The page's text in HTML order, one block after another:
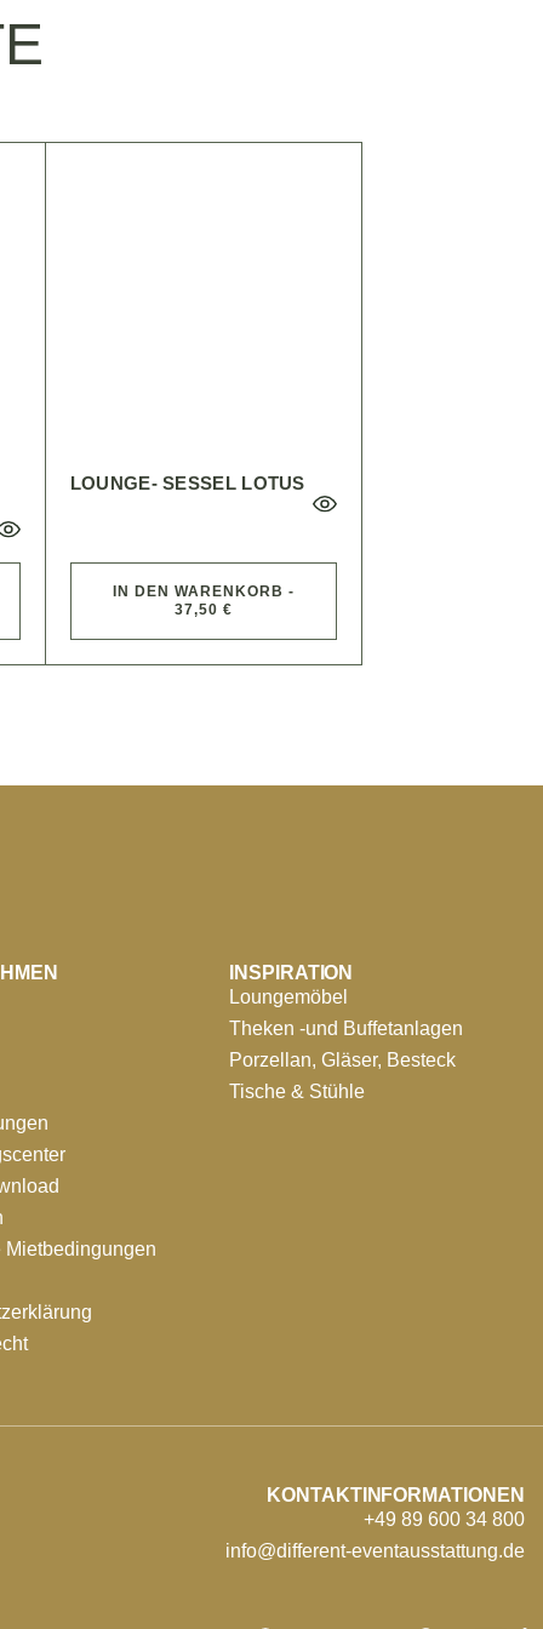
LOUNGE- SESSEL LOTUS
IN DEN WARENKORB -
37,50 €
INSPIRATION
Loungemöbel
Theken -und Buffetanlagen
Porzellan, Gläser, Besteck
Tische & Stühle
KONTAKTINFORMATIONEN
+49 89 600 34 800
info@different-eventausstattung.de